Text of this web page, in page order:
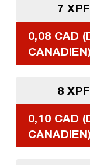
7
0,08 CAD
CANADIEN)
8
0,10 CAD
CANADIEN)